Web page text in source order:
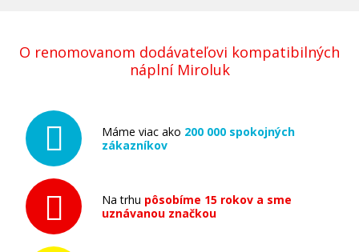
O renomovanom dodávateľovi kompatibilných
náplní Miroluk
Máme viac ako 200 000 spokojných
zákazníkov
Na trhu pôsobíme 15 rokov a sme
uznávanou značkou